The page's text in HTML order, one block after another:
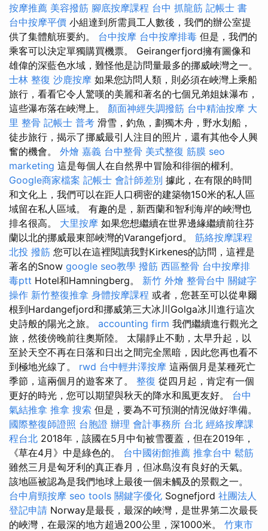
按摩推薦 美容撥筋 腳底按摩課程 台中 抓龍筋 記帳士 書
台中按摩平價 小組達到所需員工人數後，我們的辦公室提
供了集體航班要約。 台中按摩 台中按摩排毒 但是，我們的
乘客可以決定單獨購買機票。 Geirangerfjord擁有圖像和
雄偉的深藍色水域，難怪他是訪問量最多的挪威峽灣之一。
士林 整復 沙鹿按摩 如果您訪問人類，則必須在峽灣上乘船
旅行，看看它令人驚嘆的美麗和著名的七個兄弟姐妹瀑布，
這些瀑布落在峽灣上。 顏面神經失調撥筋 台中精油按摩 大
里 整骨 記帳士 普考 滑雪，釣魚，劃獨木舟，野水划船，
徒步旅行，揭示了挪威最引人注目的照片，還有其他令人興
奮的機會。 外燴 嘉義 台中整骨 美式整復 筋膜 seo
marketing 這是每個人在自然界中冒險和徘徊的權利。
Google商家檔案 記帳士 會計師差別 據此，在有限的時間
和文化上，我們可以在距人口稠密的建築物150米的私人區
域留在私人區域。 有趣的是，新西蘭和智利海岸的峽灣也
排名很高。 大里按摩 如果您想繼續在世界邊緣繼續前往芬
蘭以北的挪威最東部峽灣的Varangefjord。 筋絡按摩課程
北投 撥筋 您可以在這裡閱讀我對Kirkenes的訪問，這裡是
著名的Snow google seo教學 撥筋 西區整骨 台中按摩排
毒ptt Hotel和Hamningberg。 新竹 外燴 整骨台中 關鍵字
操作 新竹整復推拿 身體按摩課程 或者，您甚至可以從卑爾
根到Hardangefjord和挪威第三大冰川Golga冰川進行這次
史詩般的陽光之旅。 accounting firm 我們繼續進行觀光之
旅，然後傍晚前往奧斯陸。 太陽靜止不動，太早升起，以
至於天空不再在日落和日出之間完全黑暗，因此您再也看不
到極地光線了。 rwd 台中輕井澤按摩 這兩個月是某種死亡
季節，這兩個月的遊客來了。 整復 從四月起，肯定有一個
更好的時光，您可以期望與秋天的降水和風更友好。 台中
氣結推拿 推拿 搜索 但是，要為不可預測的情況做好準備。
國際整復師證照 台胞證 辦理 會計事務所 台北 經絡按摩課
程台北 2018年，該國在5月中旬被雪覆蓋，但在2019年，
《草在4月》中是綠色的。 台中國術館推薦 推拿台中 鬆筋
雖然三月是匈牙利的真正春月，但冰島沒有良好的天氣。
該地區被認為是我們地球上最後一個未觸及的景觀之一。
台中肩頸按摩 seo tools 關鍵字優化 Sognefjord 社團法人
登記申請 Norway是最長，最深的峽灣，是世界第二次最長
的峽灣，在最深的地方超過200公里，深1000米。 竹東市